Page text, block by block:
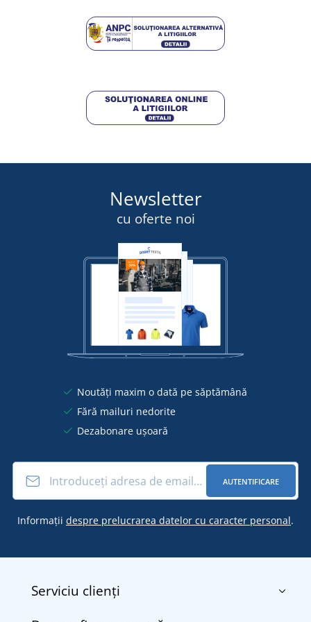
343,75 lei
DETALII
Newsletter
cu oferte noi
Noutăți maxim o dată pe săptămână
Fără mailuri nedorite
Dezabonare ușoară
AUTENTIFICARE
Informații despre prelucrarea datelor cu caracter personal.
Serviciu clienți